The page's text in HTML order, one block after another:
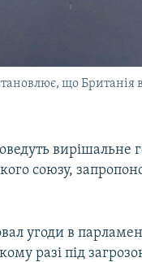
що Британія
вирішальне
союзу,
угоди в
разі під